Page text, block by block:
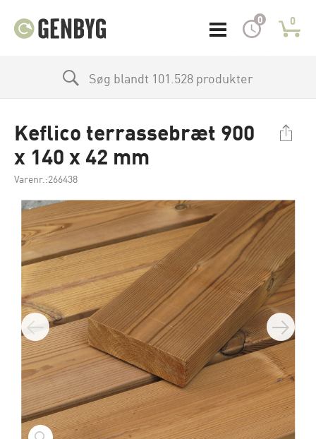
0 0
Søg blandt 101.528 produkter
Keflico terrassebræt 900
x 140 x 42 mm
Varenr.:266438